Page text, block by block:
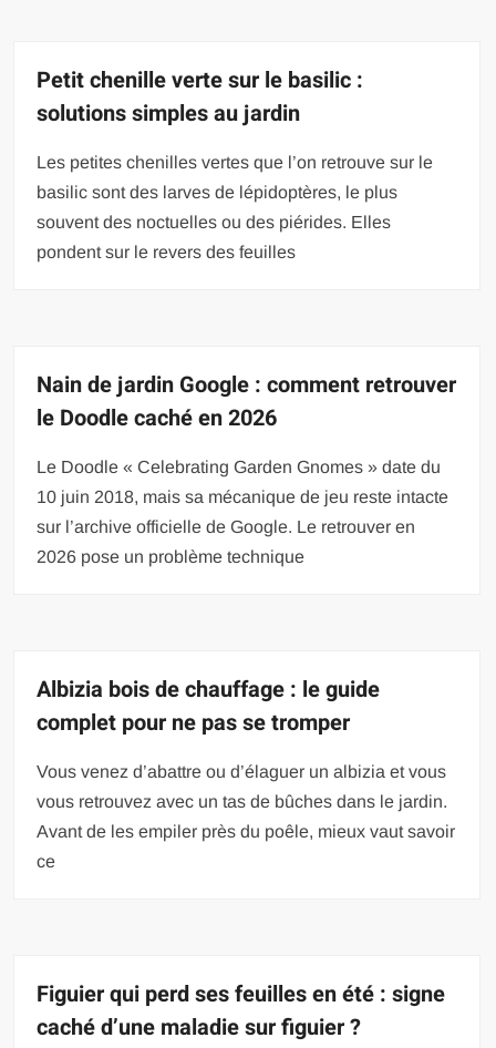
Petit chenille verte sur le basilic :
solutions simples au jardin
Les petites chenilles vertes que l’on retrouve sur le
basilic sont des larves de lépidoptères, le plus
souvent des noctuelles ou des piérides. Elles
pondent sur le revers des feuilles
Nain de jardin Google : comment retrouver
le Doodle caché en 2026
Le Doodle « Celebrating Garden Gnomes » date du
10 juin 2018, mais sa mécanique de jeu reste intacte
sur l’archive officielle de Google. Le retrouver en
2026 pose un problème technique
Albizia bois de chauffage : le guide
complet pour ne pas se tromper
Vous venez d’abattre ou d’élaguer un albizia et vous
vous retrouvez avec un tas de bûches dans le jardin.
Avant de les empiler près du poêle, mieux vaut savoir
ce
Figuier qui perd ses feuilles en été : signe
caché d’une maladie sur figuier ?